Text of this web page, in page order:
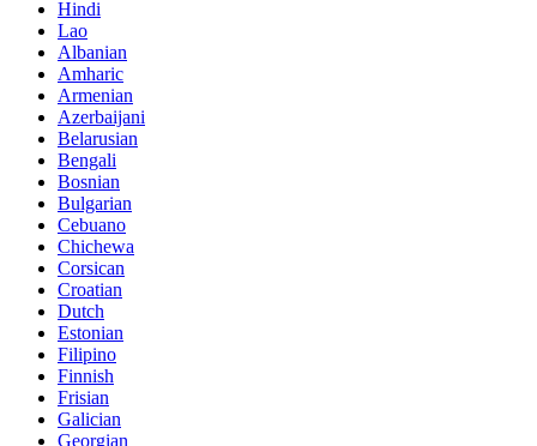
Hindi
Lao
Albanian
Amharic
Armenian
Azerbaijani
Belarusian
Bengali
Bosnian
Bulgarian
Cebuano
Chichewa
Corsican
Croatian
Dutch
Estonian
Filipino
Finnish
Frisian
Galician
Georgian